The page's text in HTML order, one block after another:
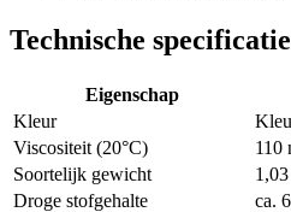
Technische
Eigenschap
Kleur
Viscositeit (20°C)
110
Soortelijk gewicht
Droge stofgehalte
ca.